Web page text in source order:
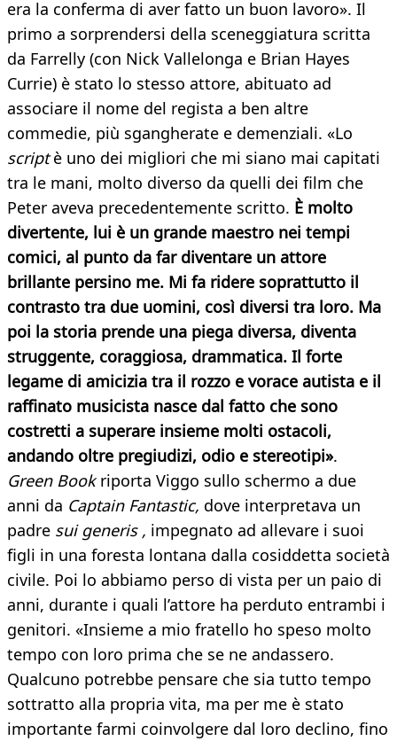
era la conferma di aver fatto un buon lavoro». Il
primo a sorprendersi della sceneggiatura scritta
da Farrelly (con Nick Vallelonga e Brian Hayes
Currie) è stato lo stesso attore, abituato ad
associare il nome del regista a ben altre
commedie, più sgangherate e demenziali. «Lo
scriptè uno dei migliori che mi siano mai capitati
tra le mani, molto diverso da quelli dei film che
Peter aveva precedentemente scritto. È molto
divertente, lui è un grande maestro nei tempi
comici, al punto da far diventare un attore
brillante persino me. Mi fa ridere soprattutto il
contrasto tra due uomini, così diversi tra loro. Ma
poi la storia prende una piega diversa, diventa
struggente, coraggiosa, drammatica. Il forte
legame di amicizia tra il rozzo e vorace autista e il
raffinato musicista nasce dal fatto che sono
costretti a superare insieme molti ostacoli,
andando oltre pregiudizi, odio e stereotipi».
Green Bookriporta Viggo sullo schermo a due
anni da Captain Fantastic, dove interpretava un
padre sui generis , impegnato ad allevare i suoi
figli in una foresta lontana dalla cosiddetta società
civile. Poi lo abbiamo perso di vista per un paio di
anni, durante i quali l’attore ha perduto entrambi i
genitori. «Insieme a mio fratello ho speso molto
tempo con loro prima che se ne andassero.
Qualcuno potrebbe pensare che sia tutto tempo
sottratto alla propria vita, ma per me è stato
importante farmi coinvolgere dal loro declino, fino